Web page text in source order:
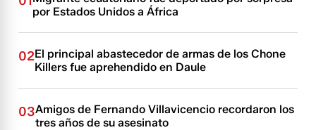
por Estados Unidos a África
02El principal abastecedor de armas de los Chone
Killers fue aprehendido en Daule
03Amigos de Fernando Villavicencio recordaron los
tres años de su asesinato